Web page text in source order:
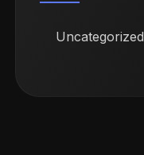
Uncategorized